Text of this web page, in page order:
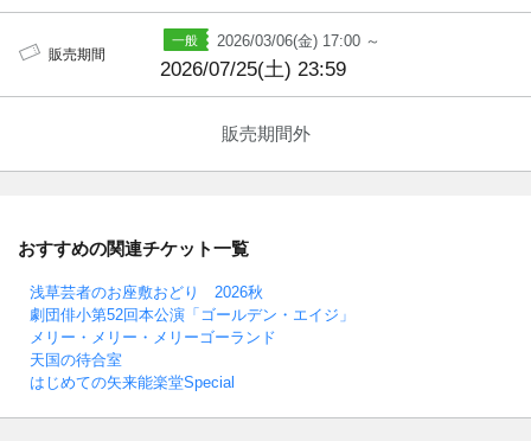
販売期間
2026/03/06(金) 17:00 ～
2026/07/25(土) 23:59
販売期間外
おすすめの関連チケット一覧
浅草芸者のお座敷おどり 2026秋
劇団俳小第52回本公演「ゴールデン・エイジ」
メリー・メリー・メリーゴーランド
天国の待合室
はじめての矢来能楽堂Special